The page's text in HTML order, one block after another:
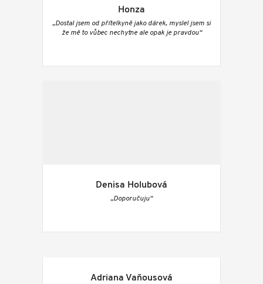
Honza
„Dostal jsem od přítelkyně jako dárek, myslel jsem si
že mě to vůbec nechytne ale opak je pravdou“
Denisa Holubová
„Doporučuju“
Adriana Vaňousová